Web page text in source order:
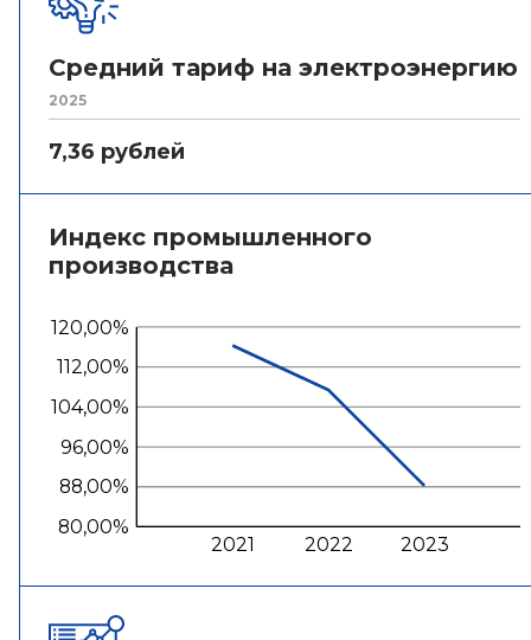
Средний тариф на электроэнергию
2025
7,36 рублей
Индекс промышленного
производства
2021 2022 2023
80,00%
88,00%
96,00%
104,00%
112,00%
120,00%